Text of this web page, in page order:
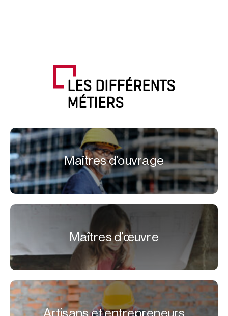
LES DIFFÉRENTS
MÉTIERS
Maîtres d’ouvrage
Maîtres d’œuvre
Artisans et entrepreneurs